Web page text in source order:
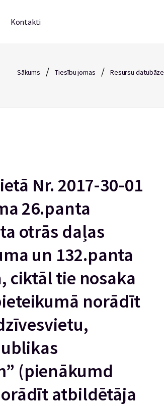
Kontakti
Sākums / Tiesību jomas / Resursu datubāze
Nr. 2017-30-01
26.panta
otrās daļas
un 132.panta
ciktāl tie nosaka
norādīt
(pienākumd
atbildētāja